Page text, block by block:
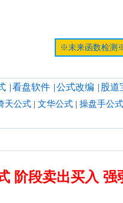
※未来函数检测
|看盘软件 |公式改编 | 股道
天公式 | 文华公式 | 操盘手公式
阶段卖出买入